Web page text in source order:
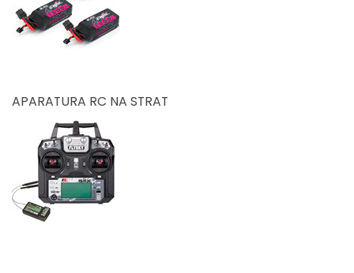
APARATURA RC NA STRAT